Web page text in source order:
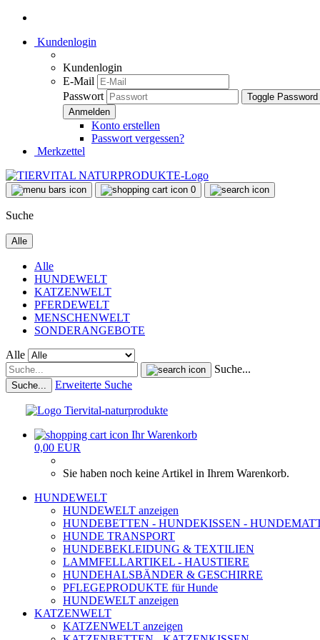
Kundenlogin
Kundenlogin
E-Mail
Passwort
Toggle
Konto erstellen
Passwort vergessen?
Merkzettel
0
Suche
Alle
Alle
HUNDEWELT
KATZENWELT
PFERDEWELT
MENSCHENWELT
SONDERANGEBOTE
Alle
Suche...
Suche... Erweiterte Suche
Ihr Warenkorb
0,00 EUR
Sie haben noch keine Artikel in Ihrem Warenkorb.
HUNDEWELT
HUNDEWELT anzeigen
HUNDEBETTEN - HUNDEKISSEN -
HUNDE TRANSPORT
HUNDEBEKLEIDUNG & TEXTILIEN
LAMMFELLARTIKEL - HAUSTIERE
HUNDEHALSBÄNDER & GESCHIRRE
PFLEGEPRODUKTE für Hunde
HUNDEWELT anzeigen
KATZENWELT
KATZENWELT anzeigen